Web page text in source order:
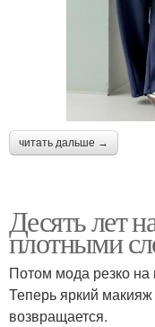
читать дальше →
Десять лет
плотными
Потом мода резко на
Теперь яркий
возвращается.